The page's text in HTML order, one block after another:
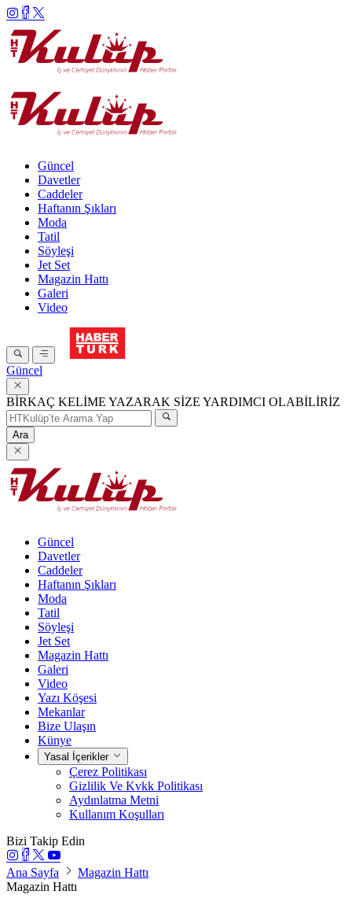
Güncel
Davetler
Caddeler
Haftanın Şıkları
Moda
Tatil
Söyleşi
Jet Set
Magazin Hattı
Galeri
Video
Güncel
BİRKAÇ KELİME YAZARAK SİZE YARDIMCI OLABİLİRİZ
Ara
Güncel
Davetler
Caddeler
Haftanın Şıkları
Moda
Tatil
Söyleşi
Jet Set
Magazin Hattı
Galeri
Video
Yazı Köşesi
Mekanlar
Bize Ulaşın
Künye
Yasal İçerikler
Çerez Politikası
Gizlilik Ve Kvkk Politikası
Aydınlatma Metni
Kullanım Koşulları
Bizi Takip Edin
Ana Sayfa
Magazin Hattı
Magazin Hattı